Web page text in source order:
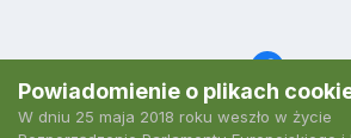
Język Polityka prywatności
Powiadomienie o plikach
W dniu 25 maja 2018 roku weszło w życie